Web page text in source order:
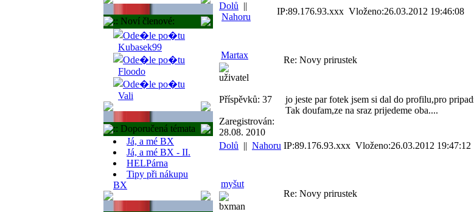
:: Noví členové:
Kubasek99
Floodo
Vali
:: Doporučená témata
Já, a mé BX
Já, a mé BX - II.
HELPárna
Tipy při nákupu
BX
Dolů ||
Nahoru
IP:89.176.93.xxx Vloženo:26.03.2012 19:46:08
Martax
uživatel
Příspěvků: 37
Zaregistrován:
28.08. 2010
Re: Novy prirustek
jo jeste par fotek jsem si dal do profilu,pro
Tak doufam,ze na sraz prijedeme oba....
Dolů || Nahoru IP:89.176.93.xxx Vloženo:26.03.2012 19:47:12
myšut
bxman
Re: Novy prirustek